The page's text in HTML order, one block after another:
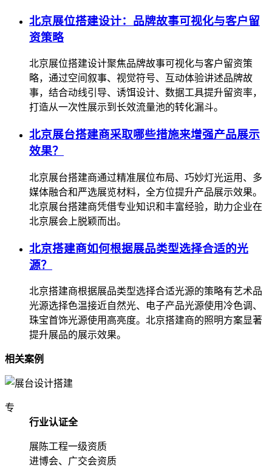
北京展位搭建设计：品牌故事可视化与客户留
资策略
北京展位搭建设计聚焦品牌故事可视化与客户留资策
略，通过空间叙事、视觉符号、互动体验讲述品牌故
事，结合动线引导、诱饵设计、数据工具提升留资率，
打造从一次性展示到长效流量池的转化漏斗。
北京展台搭建商采取哪些措施来增强产品展示
效果？
北京展台搭建商通过精准展位布局、巧妙灯光运用、多
媒体融合和严选展览材料，全方位提升产品展示效果。
北京展台搭建商凭借专业知识和丰富经验，助力企业在
北京展会上脱颖而出。
北京搭建商如何根据展品类型选择合适的光
源？
北京搭建商根据展品类型选择合适光源的策略有艺术品
光源选择色温接近自然光、电子产品光源使用冷色调、
珠宝首饰光源使用高亮度。北京搭建商的照明方案显著
提升展品的展示效果。
相关案例
专
行业认证全
展陈工程一级资质
进博会、广交会资质